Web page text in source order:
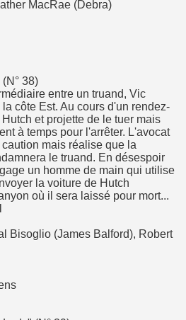
MacRae (Debra)
38)
entre un truand, Vic
côte Est. Au cours d'un rendez-
et projette de le tuer mais
à temps pour l'arrêter. L'avocat
mais réalise que la
le truand. En désespoir
un homme de main qui utilise
la voiture de Hutch
où il sera laissé pour mort...
Bisoglio (James Balford), Robert